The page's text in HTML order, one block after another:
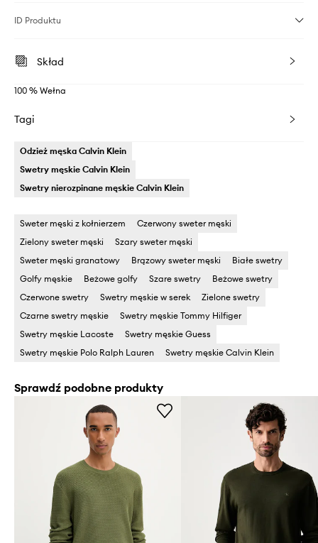
ID Produktu
Skład
100 % Wełna
Tagi
Odzież męska Calvin Klein
Swetry męskie Calvin Klein
Swetry nierozpinane męskie Calvin Klein
Sweter męski z kołnierzem
Czerwony sweter męski
Zielony sweter męski
Szary sweter męski
Sweter męski granatowy
Brązowy sweter męski
Białe swetry
Golfy męskie
Beżowe golfy Szare swetry
Beżowe swetry
Czerwone swetry
Swetry męskie w serek
Zielone swetry
Czarne swetry męskie
Swetry męskie Tommy Hilfiger
Swetry męskie Lacoste
Swetry męskie Guess
Swetry męskie Polo Ralph Lauren
Swetry męskie Calvin Klein
Sprawdź podobne produkty